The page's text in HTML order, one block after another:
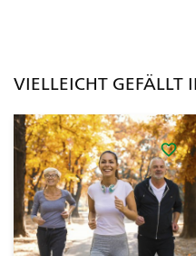
VIELLEICHT GEFÄLLT
favorite_border